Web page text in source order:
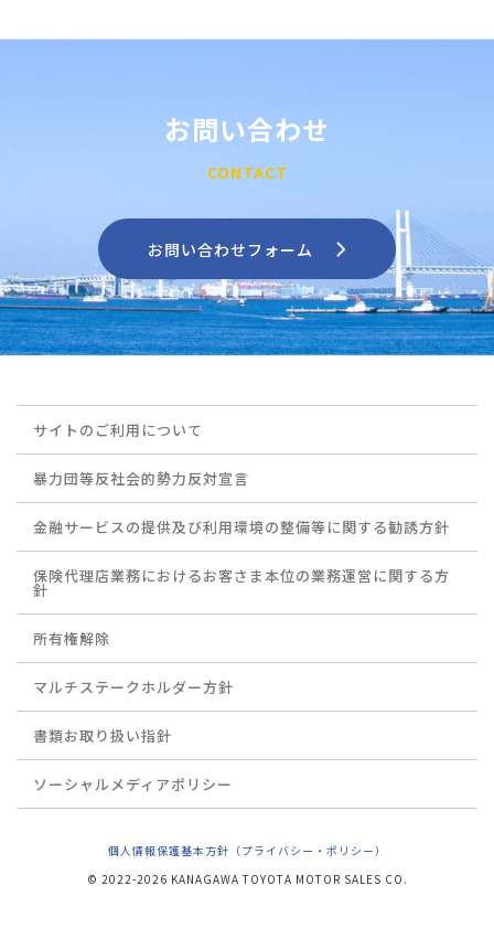
お問い合わせ
CONTACT
お問い合わせフォーム
サイトのご利用について
暴力団等反社会的勢力反対宣言
金融サービスの提供及び利用環境の整備等に関する勧誘方針
保険代理店業務におけるお客さま本位の業務運営に関する方
針
所有権解除
マルチステークホルダー方針
書類お取り扱い指針
ソーシャルメディアポリシー
個人情報保護基本方針（プライバシー・ポリシー）
© 2022-2026 KANAGAWA TOYOTA MOTOR SALES CO.